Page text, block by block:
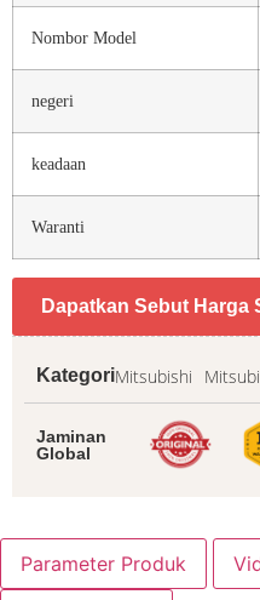
Nombor Model
negeri
keadaan
Waranti
Dapatkan Sebut Harga
KategoriMitsubishi
Jaminan
Global
Parameter Produk